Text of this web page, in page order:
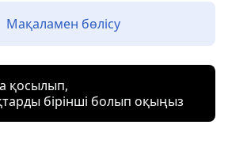
Мақаламен бөлісу
қосылып,
бірінші болып оқыңыз